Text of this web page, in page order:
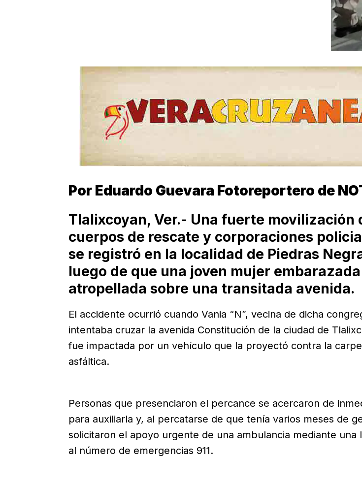
Por Eduardo Guevara Fotoreportero de
Tlalixcoyan, Ver.- Una fuerte movilización
cuerpos de rescate y corporaciones
se registró en la localidad de Piedras
luego de que una joven mujer
atropellada sobre una transitada avenida.
El accidente ocurrió cuando Vania “N”, vecina de dicha
intentaba cruzar la avenida Constitución de la ciudad de
fue impactada por un vehículo que la proyectó contra la
asfáltica.
Personas que presenciaron el percance se acercaron de
para auxiliarla y, al percatarse de que tenía varios meses de
solicitaron el apoyo urgente de una ambulancia mediante una
al número de emergencias 911.